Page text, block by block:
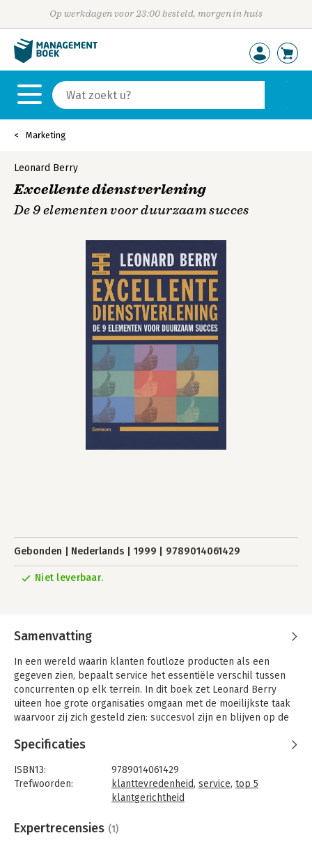
Op werkdagen voor 23:00 besteld, morgen in huis
Marketing
Leonard Berry
Excellente dienstverlening
De 9 elementen voor duurzaam succes
Gebonden Nederlands 1999 9789014061429
Niet leverbaar.
Samenvatting
In een wereld waarin klanten foutloze producten als een
gegeven zien, bepaalt service het essentiële verschil tussen
concurrenten op elk terrein. In dit boek zet Leonard Berry
uiteen hoe grote organisaties omgaan met de moeilijkste taak
waarvoor zij zich gesteld zien: succesvol zijn en blijven op de
Berry ontdekte dat menselijke waarden daarbij de
In dit boek onderscheidt hij negen elementen voor duurzaam
succes. Aan elk van die elementen wijdt hij een apart
hoofdstuk. Daarmee geeft hij een inzichtelijk beeld van de
activiteiten die leiden tot het succes van een organisatie.
Specificaties
ISBN13:
9789014061429
Trefwoorden:
klanttevredenheid, service, top 5
klantgerichtheid
Bindwijze:
gebonden
Expertrecensies (1)